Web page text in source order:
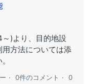
)より、目的地設
方法については添
0件のコメント
0